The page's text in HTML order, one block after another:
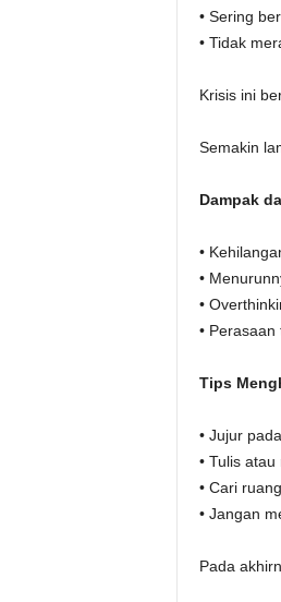
• Sering
• Tidak
Krisis ini
Semakin
Dampak
•
•
•
• Perasaan
Tips
• Jujur
• Tulis
• Cari
• Jangan
Pada